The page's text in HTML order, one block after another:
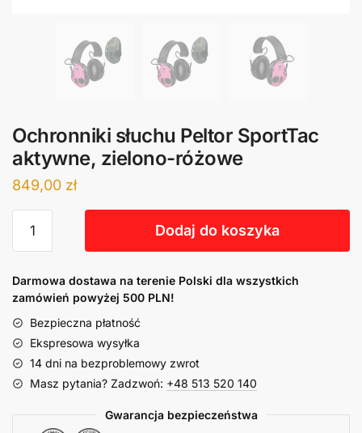
Ochronniki słuchu Peltor SportTac
aktywne, zielono-różowe
849,00 zł
Dodaj do koszyka
Darmowa dostawa na terenie Polski dla wszystkich
zamówień powyżej 500 PLN!
Bezpieczna płatność
Ekspresowa wysyłka
14 dni na bezproblemowy zwrot
Masz pytania? Zadzwoń: +48 513 520 140
Gwarancja bezpieczeństwa